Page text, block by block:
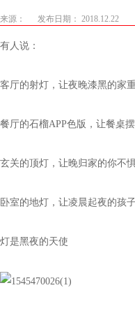
来源： 发布日期： 2018.12.22
有人说：
客厅的射灯，让夜晚漆黑的家
餐厅的石榴APP色版，让餐
玄关的顶灯，让晚归家的你不
卧室的地灯，让凌晨起夜的孩
灯是黑夜的天使